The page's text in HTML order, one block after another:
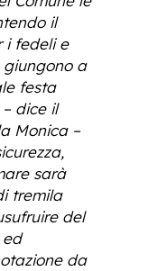
il
i fedeli e
a
festa
dice il
Monica –
sarà
tremila
del
da